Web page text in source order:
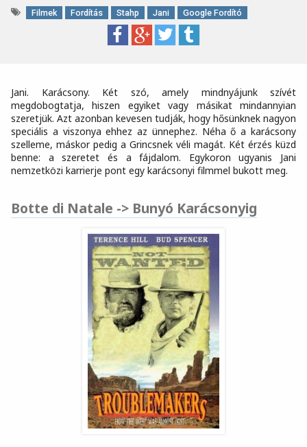
Filmek Fordítás Stahp Jani Google Fordító
Jani. Karácsony. Két szó, amely mindnyájunk szívét
megdobogtatja, hiszen egyiket vagy másikat mindannyian
szeretjük. Azt azonban kevesen tudják, hogy hősünknek nagyon
speciális a viszonya ehhez az ünnephez. Néha ő a karácsony
szelleme, máskor pedig a Grincsnek véli magát. Két érzés küzd
benne: a szeretet és a fájdalom. Egykoron ugyanis Jani
nemzetközi karrierje pont egy karácsonyi filmmel bukott meg.
Botte di Natale -> Bunyó Karácsonyig